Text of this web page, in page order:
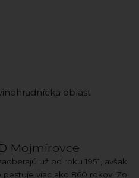
oblasť
Mojmírovce
už od roku 1951, avšak
viac ako 860 rokov. Zo